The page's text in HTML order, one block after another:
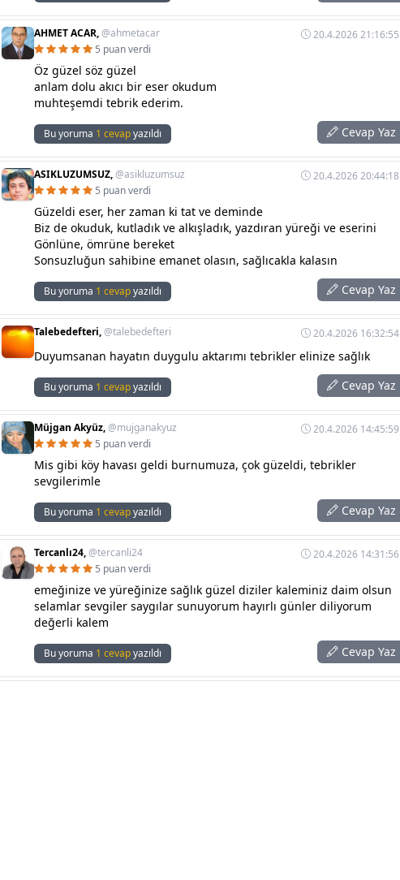
AHMET ACAR,@ahmetacar
20.4.2026 21:16:55
5 puan verdi
Öz güzel söz güzel
anlam dolu akıcı bir eser okudum
muhteşemdi tebrik ederim.
Bu yoruma 1 cevapyazıldı Cevap Yaz
ASIKLUZUMSUZ,@asikluzumsuz
20.4.2026 20:44:18
5 puan verdi
Güzeldi eser, her zaman ki tat ve deminde
Biz de okuduk, kutladık ve alkışladık, yazdıran yüreği ve eserini
Gönlüne, ömrüne bereket
Sonsuzluğun sahibine emanet olasın, sağlıcakla kalasın
Bu yoruma 1 cevapyazıldı Cevap Yaz
Talebedefteri,@talebedefteri 20.4.2026 16:32:54
Duyumsanan hayatın duygulu aktarımı tebrikler elinize sağlık
Bu yoruma 1 cevapyazıldı Cevap Yaz
Müjgan Akyüz,@mujganakyuz
20.4.2026 14:45:59
5 puan verdi
Mis gibi köy havası geldi burnumuza, çok güzeldi, tebrikler
sevgilerimle
Bu yoruma 1 cevapyazıldı Cevap Yaz
Tercanlı24,@tercanli24
20.4.2026 14:31:56
5 puan verdi
emeğinize ve yüreğinize sağlık güzel diziler kaleminiz daim olsun
selamlar sevgiler saygılar sunuyorum hayırlı günler diliyorum
değerli kalem
Bu yoruma 1 cevapyazıldı Cevap Yaz